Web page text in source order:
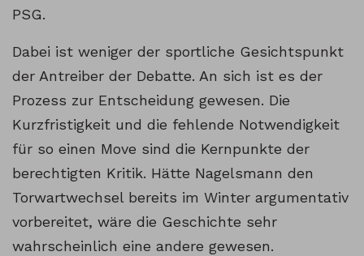
PSG.
Dabei ist weniger der sportliche Gesichtspunkt
der Antreiber der Debatte. An sich ist es der
Prozess zur Entscheidung gewesen. Die
Kurzfristigkeit und die fehlende Notwendigkeit
für so einen Move sind die Kernpunkte der
berechtigten Kritik. Hätte Nagelsmann den
Torwartwechsel bereits im Winter argumentativ
vorbereitet, wäre die Geschichte sehr
wahrscheinlich eine andere gewesen.